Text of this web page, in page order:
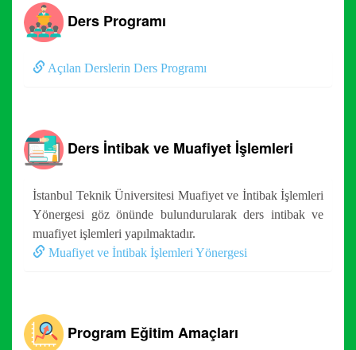
Ders Programı
Açılan Derslerin Ders Programı
Ders İntibak ve Muafiyet İşlemleri
İstanbul Teknik Üniversitesi Muafiyet ve İntibak İşlemleri
Yönergesi göz önünde bulundurularak ders intibak ve
muafiyet işlemleri yapılmaktadır.
Muafiyet ve İntibak İşlemleri Yönergesi
Program Eğitim Amaçları